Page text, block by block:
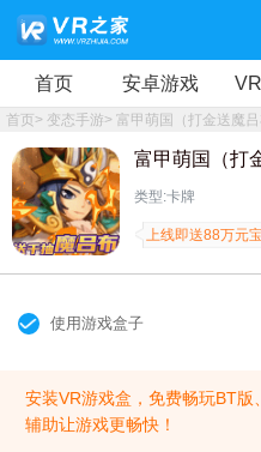
首页 安卓游戏
首页> 变态手游> 富甲萌国（打金送魔吕
富甲萌国（打
类型:卡牌
上线即送88万元
使用游戏盒子
安装VR游戏盒，免费畅玩BT
辅助让游戏更畅快！